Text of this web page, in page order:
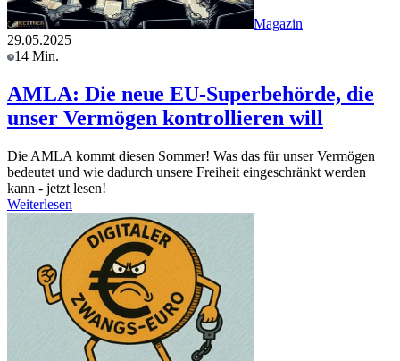
Magazin
29.05.2025
14 Min.
AMLA: Die neue EU-Superbehörde, die
unser Vermögen kontrollieren will
Die AMLA kommt diesen Sommer! Was das für unser Vermögen
bedeutet und wie dadurch unsere Freiheit eingeschränkt werden
kann - jetzt lesen!
Weiterlesen